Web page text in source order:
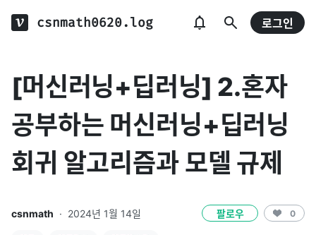
csnmath0620.log 로그인
[머신러닝+딥러닝] 2.혼자
공부하는 머신러닝+딥러닝
회귀 알고리즘과 모델 규제
csnmath · 2024년 1월 14일 팔로우 0